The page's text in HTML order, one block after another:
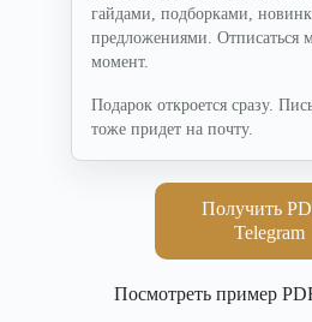
гайдами, подборками,
предложениями. Отписаться
момент.
Подарок откроется сразу.
тоже придет на почту.
Получить
Telegram
Посмотреть пример